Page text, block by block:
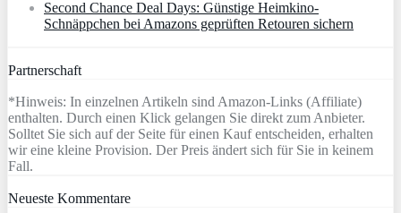
Second Chance Deal Days: Günstige Heimkino-
Schnäppchen bei Amazons geprüften Retouren sichern
Partnerschaft
*Hinweis: In einzelnen Artikeln sind Amazon-Links (Affiliate)
enthalten. Durch einen Klick gelangen Sie direkt zum Anbieter.
Solltet Sie sich auf der Seite für einen Kauf entscheiden, erhalten
wir eine kleine Provision. Der Preis ändert sich für Sie in keinem
Fall.
Neueste Kommentare